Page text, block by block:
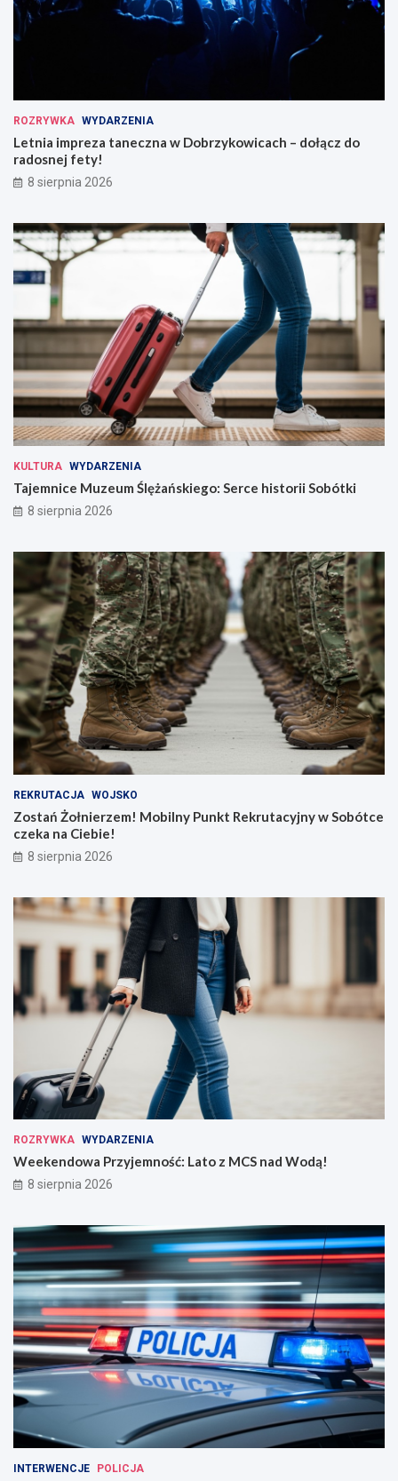
ROZRYWKA WYDARZENIA
Letnia impreza taneczna w Dobrzykowicach – dołącz do
radosnej fety!
8 sierpnia 2026
KULTURA WYDARZENIA
Tajemnice Muzeum Ślężańskiego: Serce historii Sobótki
8 sierpnia 2026
REKRUTACJA WOJSKO
Zostań Żołnierzem! Mobilny Punkt Rekrutacyjny w Sobótce
czeka na Ciebie!
8 sierpnia 2026
ROZRYWKA WYDARZENIA
Weekendowa Przyjemność: Lato z MCS nad Wodą!
8 sierpnia 2026
INTERWENCJE POLICJA